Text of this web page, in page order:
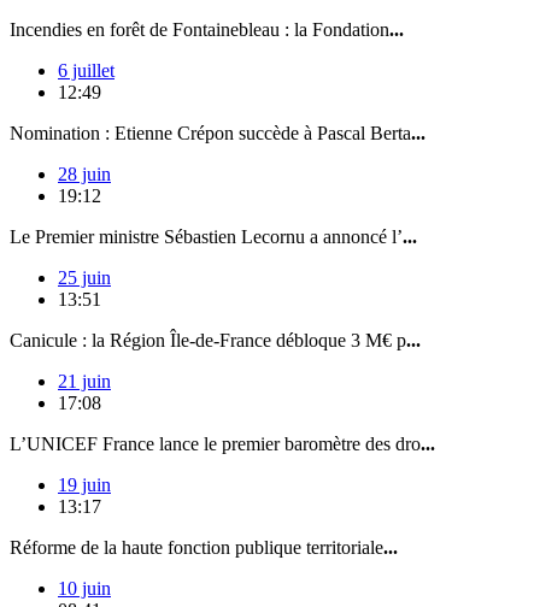
Incendies en forêt de Fontainebleau : la Fondation...
6 juillet
12:49
Nomination : Etienne Crépon succède à Pascal Berta...
28 juin
19:12
Le Premier ministre Sébastien Lecornu a annoncé l’...
25 juin
13:51
Canicule : la Région Île-de-France débloque 3 M€ p...
21 juin
17:08
L’UNICEF France lance le premier baromètre des dro...
19 juin
13:17
Réforme de la haute fonction publique territoriale...
10 juin